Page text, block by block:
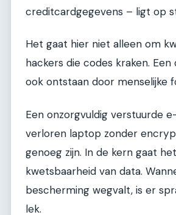
creditcardgegevens – ligt op
Het gaat hier niet alleen om
hackers die codes kraken. Een
ook ontstaan door menselijke
Een onzorgvuldig verstuurde
verloren laptop zonder
genoeg zijn. In de kern gaat
kwetsbaarheid van data.
bescherming wegvalt, is er
lek.